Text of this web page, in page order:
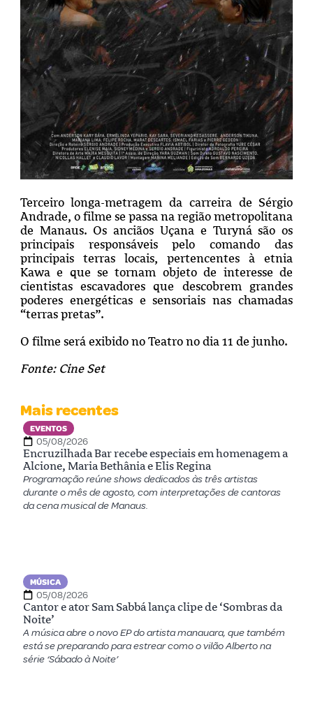
Terceiro longa-metragem da carreira de Sérgio
Andrade, o filme se passa na região metropolitana
de Manaus. Os anciãos Uçana e Turyná são os
principais responsáveis pelo comando das
principais terras locais, pertencentes à etnia
Kawa e que se tornam objeto de interesse de
cientistas escavadores que descobrem grandes
poderes energéticas e sensoriais nas chamadas
“terras pretas”.
O filme será exibido no Teatro no dia 11 de junho.
Fonte: Cine Set
Mais recentes
EVENTOS
05/08/2026
Encruzilhada Bar recebe especiais em homenagem a
Alcione, Maria Bethânia e Elis Regina
Programação reúne shows dedicados às três artistas
durante o mês de agosto, com interpretações de cantoras
da cena musical de Manaus.
MÚSICA
05/08/2026
Cantor e ator Sam Sabbá lança clipe de ‘Sombras da
Noite’
A música abre o novo EP do artista manauara, que também
está se preparando para estrear como o vilão Alberto na
série ‘Sábado à Noite’